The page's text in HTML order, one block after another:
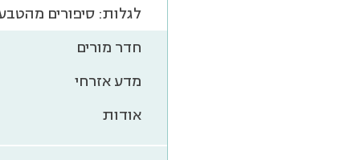
לגלות: סיפורים
חדר מורים
מדע אזרחי
אודות